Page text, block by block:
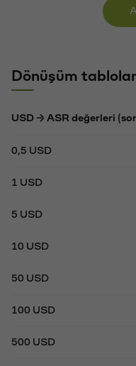
Dönüşüm
USD → ASR değerleri
0,5 USD
1 USD
5 USD
10 USD
50 USD
100 USD
500 USD